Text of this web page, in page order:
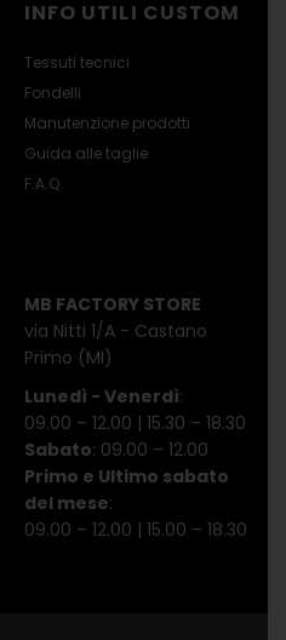
INFO UTILI CUSTOM
Tessuti tecnici
Fondelli
Manutenzione prodotti
Guida alle taglie
F.A.Q.
MB FACTORY STORE
via Nitti 1/A - Castano
Primo (MI)
Lunedì - Venerdì:
09.00 – 12.00 | 15.30 – 18.30
Sabato: 09.00 – 12.00
Primo e Ultimo sabato
del mese:
09.00 – 12.00 | 15.00 – 18.30